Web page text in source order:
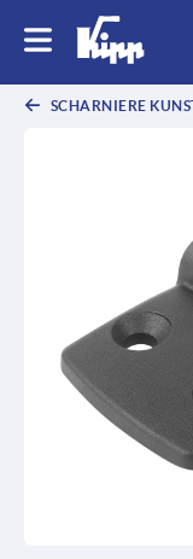
SCHARNIERE